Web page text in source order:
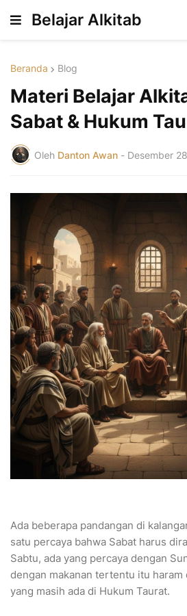
Belajar Alkitab
Beranda Blog
Materi Belajar
Sabat & Hukum
Oleh Danton Awan - Desember
Ada beberapa pandangan di
satu percaya bahwa Sabat harus
Sabtu, ada yang percaya dengan
dengan makanan tertentu itu haram
yang masih ada di Hukum Taurat.